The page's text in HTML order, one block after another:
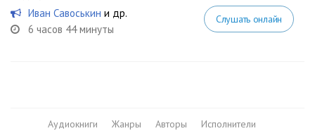
Иван Савоськин и др.
6 часов 44 минуты
Слушать онлайн
Аудиокниги Жанры Авторы
Исполнители